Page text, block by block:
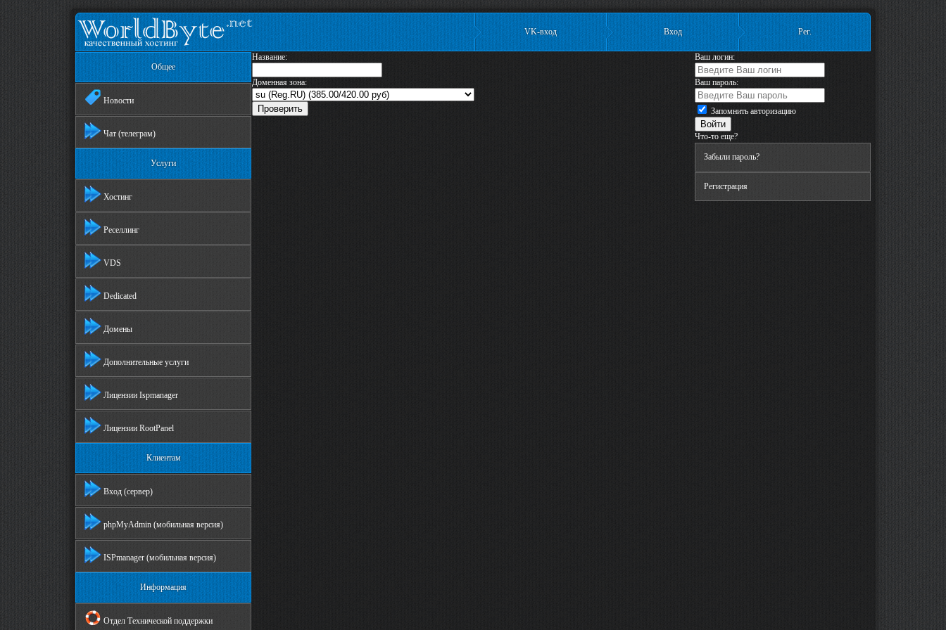
VK-вход Вход Рег.
Общее
Новости
Чат (телеграм)
Услуги
Хостинг
Реселлинг
VDS
Dedicated
Домены
Дополнительные услуги
Лицензии Ispmanager
Лицензии RootPanel
Клиентам
Вход (сервер)
phpMyAdmin (мобильная версия)
ISPmanager (мобильная версия)
Информация
Отдел Технической поддержки
Название:
Доменная зона:
Ваш логин:
Ваш пароль:
Запомнить авторизацию
Что-то еще?
Забыли пароль?
Регистрация